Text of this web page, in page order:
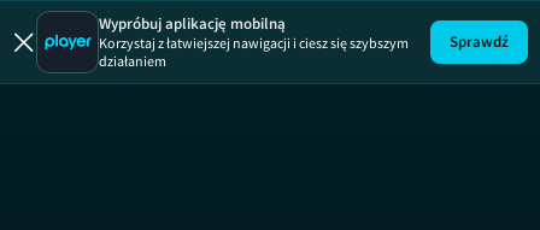
Wypróbuj aplikację mobilną
Korzystaj z łatwiejszej nawigacji i ciesz się szybszym
działaniem
Sprawdź